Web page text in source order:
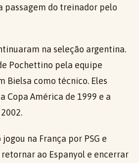
passagem do treinador pelo
na seleção argentina.
Pochettino pela equipe
Bielsa como técnico. Eles
Copa América de 1999 e a
na França por PSG e
ao Espanyol e encerrar